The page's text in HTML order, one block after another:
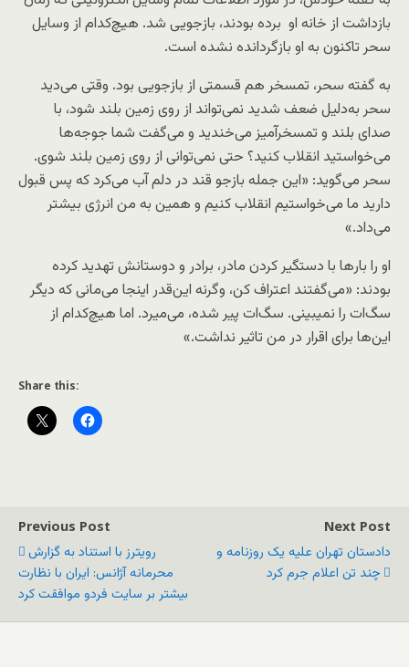
بازداشت از خانه او برده بودند، بازجویی شد. هیچ‌کدام از وسایل
سحر تاکنون به او بازگردانده نشده است.
به گفته سحر، تمسخر هم قسمتی از بازجویی بود. وقتی می‌دید
سحر به‌دلیل ضعف شدید نمی‌تواند از روی زمین بلند شود، با
صدای بلند و تمسخرآمیز می‌خندید و می‌گفت شما جوجه‌ها
می‌خواستید انقلاب کنید؟ حتی نمی‌توانی از روی زمین بلند شوی.
سحر می‌گوید: «این جمله بازجو قند در دلم آب می‌کرد که پس قبول
دارید ما می‌خواستیم انقلاب کنیم و همین به من انرژی بیشتر
می‌داد.»
او را بارها با دستگیر کردن مادر، برادر و دوستانش تهدید کرده
بودند: «می‌گفتند اعتراف کن، وگرنه این‌قدر اینجا می‌مانی که دیگر
سگ‌ات را نمیبینی. سگ‌ات پیر شده، می‌میرد. اما هیچ‌کدام از
این‌ها برای اقرار در من تاثیر نداشت.»
Share this:
Previous Post
رویترز با استناد به گزارش
محرمانه آژانس: ایران با نظارت
بیشتر بر سایت فردو موافقت کرد
Next Post
دادستان تهران علیه یک روزنامه و
چند تن اعلام جرم کرد